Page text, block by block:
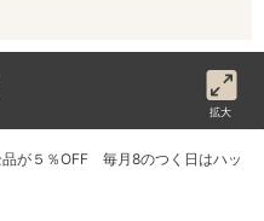
拡大
が５％OFF 毎月8のつく日はハッ